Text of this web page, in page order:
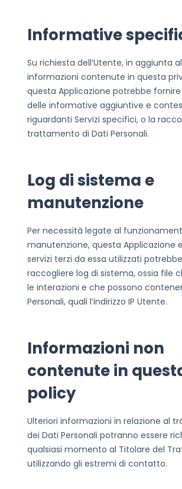
Informative
Su richiesta dell’Utente, in aggiunta
informazioni contenute in questa
questa Applicazione potrebbe
delle informative aggiuntive e
riguardanti Servizi specifici, o la
trattamento di Dati Personali.
Log di sistema e
manutenzione
Per necessità legate al
manutenzione, questa Applicazione
servizi terzi da essa utilizzati
raccogliere log di sistema, ossia file
le interazioni e che possono
Personali, quali l’indirizzo IP Utente.
Informazioni non
contenute in
policy
Ulteriori informazioni in relazione al
dei Dati Personali potranno essere
qualsiasi momento al Titolare del
utilizzando gli estremi di contatto.